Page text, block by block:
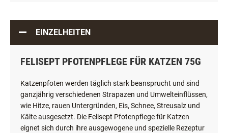
EINZELHEITEN
FELISEPT PFOTENPFLEGE FÜR KATZEN 75G
Katzenpfoten werden täglich stark beansprucht und sind
ganzjährig verschiedenen Strapazen und Umwelteinflüssen,
wie Hitze, rauen Untergründen, Eis, Schnee, Streusalz und
Kälte ausgesetzt. Die Felisept Pfotenpflege für Katzen
eignet sich durch ihre ausgewogene und spezielle Rezeptur